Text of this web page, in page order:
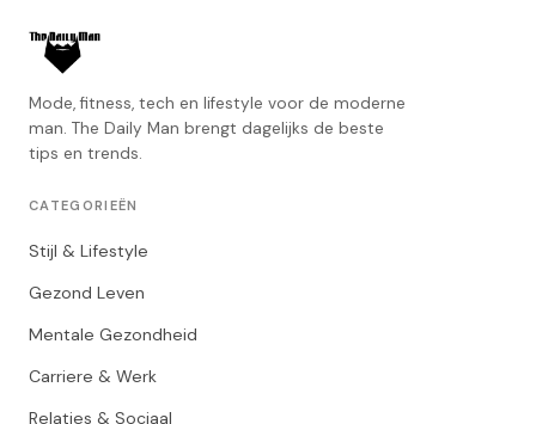
Mode, fitness, tech en lifestyle voor de moderne
man. The Daily Man brengt dagelijks de beste
tips en trends.
CATEGORIEËN
Stijl & Lifestyle
Gezond Leven
Mentale Gezondheid
Carriere & Werk
Relaties & Sociaal